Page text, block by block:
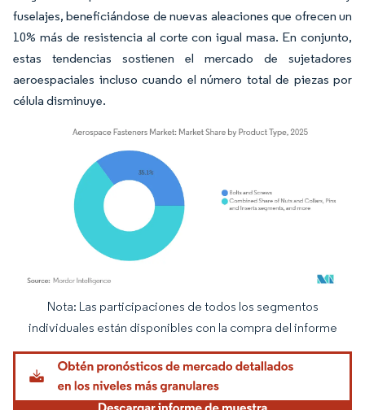
fuselajes, beneficiándose de nuevas aleaciones que ofrecen un
10% más de resistencia al corte con igual masa. En conjunto,
estas tendencias sostienen el mercado de sujetadores
aeroespaciales incluso cuando el número total de piezas por
célula disminuye.
Imagen © Mordor Intelligence. El uso requiere atribución según CC BY 4.0.
Nota: Las participaciones de todos los segmentos
individuales están disponibles con la compra del informe